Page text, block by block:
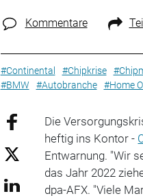
Kommentare
#Continental #Chipkrise
#BMW
#Autobranche #Home
Die
heftig ins Kontor -
Entwarnung. "Wir
das Jahr 2022
dpa-AFX. "Viele